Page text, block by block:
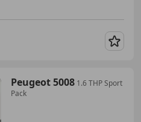
Peugeot 5008 1.6 THP Sport
Pack